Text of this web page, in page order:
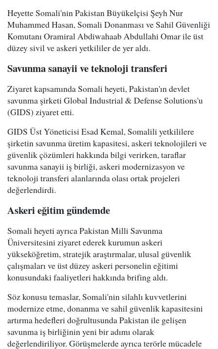
Heyette Somali'nin Pakistan Büyükelçisi Şeyh Nur
Muhammed Hasan, Somali Donanması ve Sahil Güvenliği
Komutanı Oramiral Abdiwahaab Abdullahi Omar ile üst
düzey sivil ve askeri yetkililer de yer aldı.
Savunma sanayii ve teknoloji transferi
Ziyaret kapsamında Somali heyeti, Pakistan'ın devlet
savunma şirketi Global Industrial & Defense Solutions'u
(GIDS) ziyaret etti.
GIDS Üst Yöneticisi Esad Kemal, Somalili yetkililere
şirketin savunma üretim kapasitesi, askeri teknolojileri ve
güvenlik çözümleri hakkında bilgi verirken, taraflar
savunma sanayii iş birliği, askeri modernizasyon ve
teknoloji transferi alanlarında olası ortak projeleri
değerlendirdi.
Askeri eğitim gündemde
Somali heyeti ayrıca Pakistan Milli Savunma
Üniversitesini ziyaret ederek kurumun askeri
yükseköğretim, stratejik araştırmalar, ulusal güvenlik
çalışmaları ve üst düzey askeri personelin eğitimi
konusundaki faaliyetleri hakkında brifing aldı.
Söz konusu temaslar, Somali'nin silahlı kuvvetlerini
modernize etme, donanma ve sahil güvenlik kapasitesini
artırma hedefleri doğrultusunda Pakistan ile gelişen
savunma iş birliğinin yeni bir adımı olarak
değerlendiriliyor. Görüşmelerde ayrıca terörle mücadele